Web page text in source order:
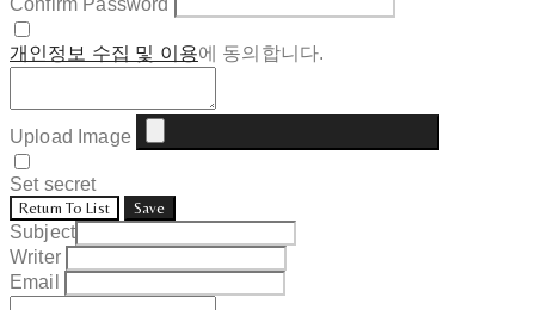
Confirm Password
개인정보 수집 및 이용에 동의합니다.
Upload Image
Set secret
Return To List Save
Subject
Writer
Email